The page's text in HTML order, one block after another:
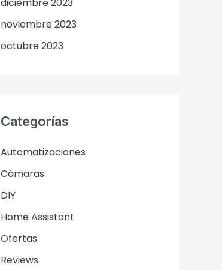
noviembre 2023
octubre 2023
Categorías
Automatizaciones
Cámaras
DIY
Home Assistant
Ofertas
Reviews